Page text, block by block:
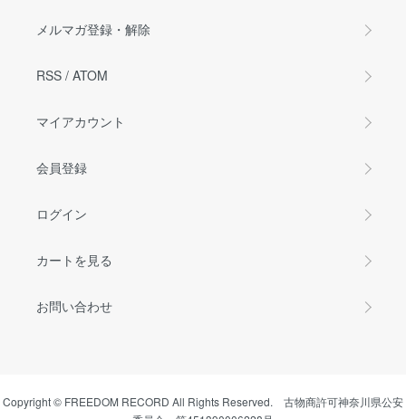
メルマガ登録・解除
RSS / ATOM
マイアカウント
会員登録
ログイン
カートを見る
お問い合わせ
Copyright © FREEDOM RECORD All Rights Reserved. 古物商許可神奈川県公安